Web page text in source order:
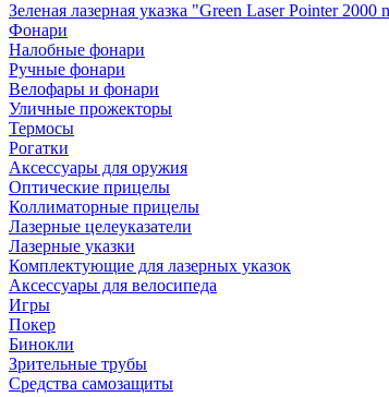
Зеленая лазерная указка "Green Laser Pointer 2000
Фонари
Налобные фонари
Ручные фонари
Велофары и фонари
Уличные прожекторы
Термосы
Рогатки
Аксессуары для оружия
Оптические прицелы
Коллиматорные прицелы
Лазерные целеуказатели
Лазерные указки
Комплектующие для лазерных указок
Аксессуары для велосипеда
Игры
Покер
Бинокли
Зрительные трубы
Средства самозащиты